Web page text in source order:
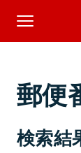
郵便
検索結